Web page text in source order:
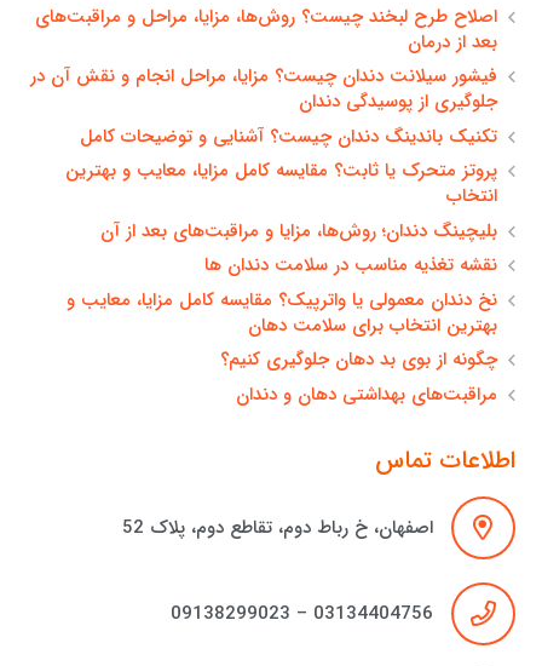
اصلاح طرح لبخند چیست؟ روش‌ها، مزایا، مراحل و مراقبت‌های
بعد از درمان
فیشور سیلانت دندان چیست؟ مزایا، مراحل انجام و نقش آن در
جلوگیری از پوسیدگی دندان
تکنیک باندینگ دندان چیست؟ آشنایی و توضیحات کامل
پروتز متحرک یا ثابت؟ مقایسه کامل مزایا، معایب و بهترین
انتخاب
بلیچینگ دندان؛ روش‌ها، مزایا و مراقبت‌های بعد از آن
نقشه تغذیه مناسب در سلامت دندان ها
نخ دندان معمولی یا واترپیک؟ مقایسه کامل مزایا، معایب و
بهترین انتخاب برای سلامت دهان
چگونه از بوی بد دهان جلوگیری کنیم؟
مراقبت‌های بهداشتی دهان و دندان
اطلاعات تماس
اصفهان، خ رباط دوم، تقاطع دوم، پلاک 52
03134404756 – 09138299023